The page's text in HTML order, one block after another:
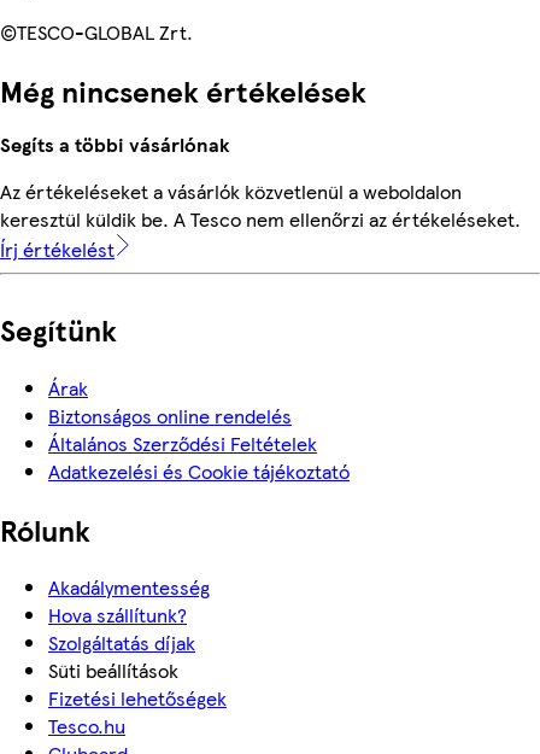
©TESCO-GLOBAL Zrt.
Még nincsenek értékelések
Segíts a többi vásárlónak
Az értékeléseket a vásárlók közvetlenül a weboldalon
keresztül küldik be. A Tesco nem ellenőrzi az értékeléseket.
Írj értékelést
Segítünk
Árak
Biztonságos online rendelés
Általános Szerződési Feltételek
Adatkezelési és Cookie tájékoztató
Rólunk
Akadálymentesség
Hova szállítunk?
Szolgáltatás díjak
Süti beállítások
Fizetési lehetőségek
Tesco.hu